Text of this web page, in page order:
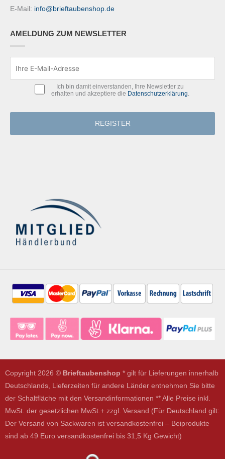
E-Mail: info@brieftaubenshop.de
AMELDUNG ZUM NEWSLETTER
Ich bin damit einverstanden, Ihre Newsletter zu
erhalten und akzeptiere die Datenschutzerklärung.
Copyright 2026 © Brieftaubenshop * gilt für Lieferungen innerhalb
Deutschlands, Lieferzeiten für andere Länder entnehmen Sie bitte
der Schaltfläche mit den Versandinformationen ** Alle Preise inkl.
MwSt. der gesetzlichen MwSt.+ zzgl. Versand (Für Deutschland gilt:
Der Versand von Sackwaren ist versandkostenfrei – Beiprodukte
sind ab 49 Euro versandkostenfrei bis 31,5 Kg Gewicht)